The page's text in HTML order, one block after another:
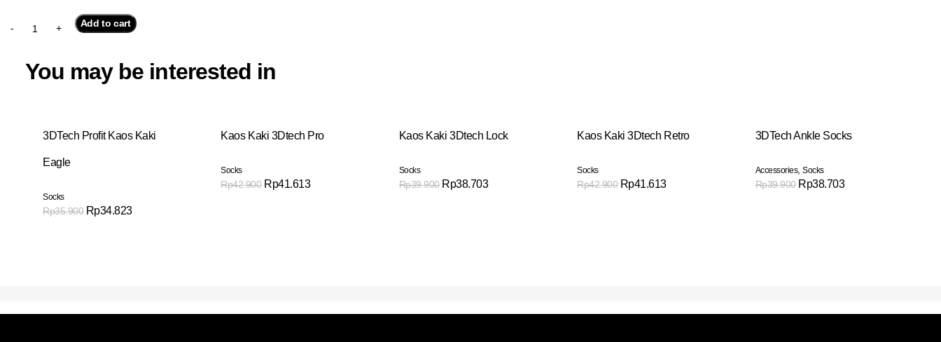
Add to cart
You may be interested in
3DTech Profit Kaos Kaki
Eagle
Socks
Rp35.900 Rp34.823
Kaos Kaki 3Dtech Pro
Socks
Rp42.900 Rp41.613
Kaos Kaki 3Dtech Lock
Socks
Rp39.900 Rp38.703
Kaos Kaki 3Dtech Retro
Socks
Rp42.900 Rp41.613
3DTech Ankle Socks
Accessories,Socks
Rp39.900 Rp38.703